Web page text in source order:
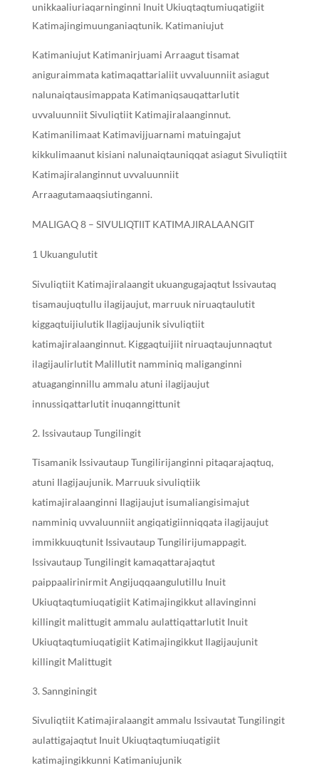
unikkaaliuriaqarninginni Inuit Ukiuqtaqtumiuqatigiit
Katimajingimuunganiaqtunik. Katimaniujut
Katimaniujut Katimanirjuami Arraagut tisamat
aniguraimmata katimaqattarialiit uvvaluunniit asiagut
nalunaiqtausimappata Katimaniqsauqattarlutit
uvvaluunniit Sivuliqtiit Katimajiralaanginnut.
Katimanilimaat Katimavijjuarnami matuingajut
kikkulimaanut kisiani nalunaiqtauniqqat asiagut Sivuliqtiit
Katimajiralanginnut uvvaluunniit
Arraagutamaaqsiutinganni.
MALIGAQ 8 – SIVULIQTIIT KATIMAJIRALAANGIT
1 Ukuangulutit
Sivuliqtiit Katimajiralaangit ukuangugajaqtut Issivautaq
tisamaujuqtullu ilagijaujut, marruuk niruaqtaulutit
kiggaqtuijiulutik Ilagijaujunik sivuliqtiit
katimajiralaanginnut. Kiggaqtuijiit niruaqtaujunnaqtut
ilagijaulirlutit Malillutit namminiq maliganginni
atuaganginnillu ammalu atuni ilagijaujut
innussiqattarlutit inuqanngittunit
Issivautaup Tungilingit
Tisamanik Issivautaup Tungilirijanginni pitaqarajaqtuq,
atuni Ilagijaujunik. Marruuk sivuliqtiik
katimajiralaanginni Ilagijaujut isumaliangisimajut
namminiq uvvaluunniit angiqatigiinniqqata ilagijaujut
immikkuuqtunit Issivautaup Tungilirijumappagit.
Issivautaup Tungilingit kamaqattarajaqtut
paippaalirinirmit Angijuqqaangulutillu Inuit
Ukiuqtaqtumiuqatigiit Katimajingikkut allavinginni
killingit malittugit ammalu aulattiqattarlutit Inuit
Ukiuqtaqtumiuqatigiit Katimajingikkut Ilagijaujunit
killingit Malittugit
Sannginingit
Sivuliqtiit Katimajiralaangit ammalu Issivautat Tungilingit
aulattigajaqtut Inuit Ukiuqtaqtumiuqatigiit
katimajingikkunni Katimaniujunik